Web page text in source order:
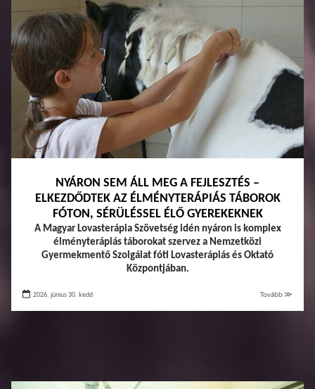
NYÁRON SEM ÁLL MEG A FEJLESZTÉS –
ELKEZDŐDTEK AZ ÉLMÉNYTERÁPIÁS TÁBOROK
FÓTON, SÉRÜLÉSSEL ÉLŐ GYEREKEKNEK
A Magyar Lovasterápia Szövetség idén nyáron is komplex
élményterápiás táborokat szervez a Nemzetközi
Gyermekmentő Szolgálat fóti Lovasterápiás és Oktató
Központjában.
2026. június 30. kedd Tovább ≫